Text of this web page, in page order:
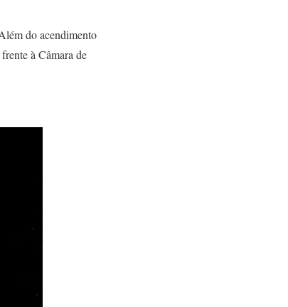
do acendimento
à Câmara de